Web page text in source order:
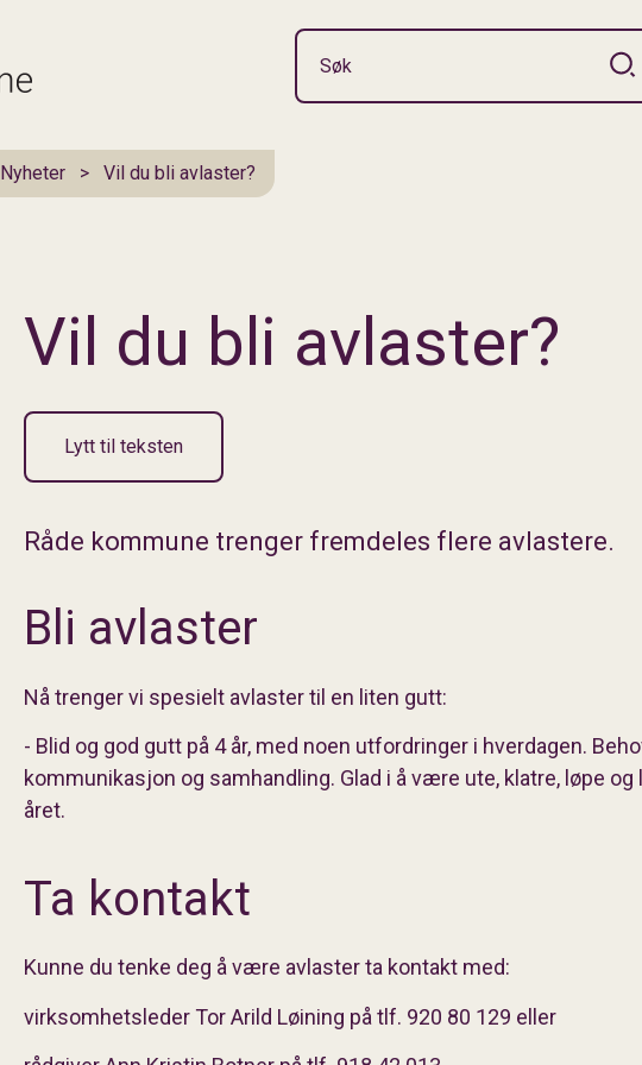
Nyheter Vil du bli avlaster?
Vil du bli avlaster?
Lytt til teksten
Råde kommune trenger fremdeles flere avlastere.
Bli avlaster
Nå trenger vi spesielt avlaster til en liten gutt:
- Blid og god gutt på 4 år, med noen utfordringer i hverdagen.
kommunikasjon og samhandling. Glad i å være ute, klatre, løpe
året.
Ta kontakt
Kunne du tenke deg å være avlaster ta kontakt med:
virksomhetsleder Tor Arild Løining på tlf. 920 80 129 eller